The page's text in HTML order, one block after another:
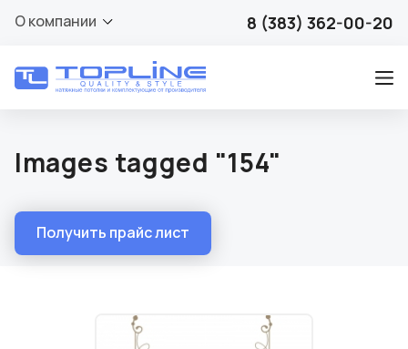
О компании 8 (383) 362-00-20
Images tagged "154"
Получить прайс лист